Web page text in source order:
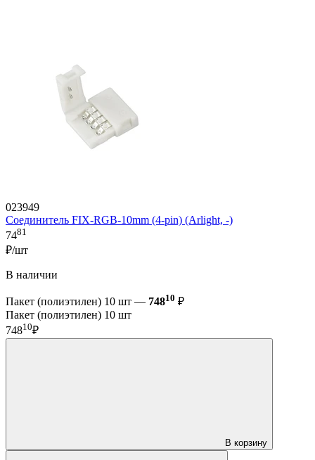
023949
Соединитель FIX-RGB-10mm (4-pin) (Arlight, -)
7481
₽/шт
В наличии
Пакет (полиэтилен) 10 шт — 74810 ₽
Пакет (полиэтилен) 10 шт
74810₽
В корзину